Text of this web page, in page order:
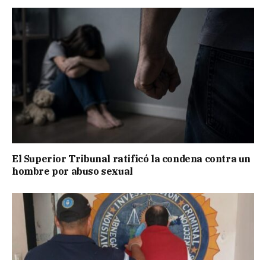
El Superior Tribunal ratificó la condena contra un
hombre por abuso sexual